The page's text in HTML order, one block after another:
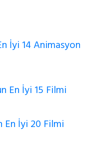
İyi 14 Animasyon
En İyi 15 Filmi
En İyi 20 Filmi